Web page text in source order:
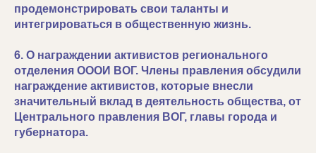
продемонстрировать свои таланты и
интегрироваться в общественную жизнь.
6. О награждении активистов регионального
отделения ОООИ ВОГ. Члены правления обсудили
награждение активистов, которые внесли
значительный вклад в деятельность общества, от
Центрального правления ВОГ, главы города и
губернатора.